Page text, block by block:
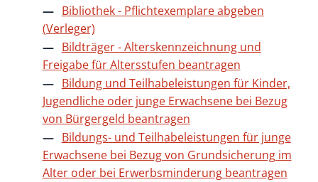
Bibliothek - Pflichtexemplare abgeben
(Verleger)
Bildträger - Alterskennzeichnung und
Freigabe für Altersstufen beantragen
Bildung und Teilhabeleistungen für Kinder,
Jugendliche oder junge Erwachsene bei Bezug
von Bürgergeld beantragen
Bildungs- und Teilhabeleistungen für junge
Erwachsene bei Bezug von Grundsicherung im
Alter oder bei Erwerbsminderung beantragen